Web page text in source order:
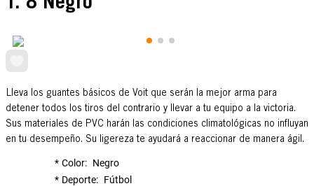
Lleva los guantes básicos de Voit que serán la mejor arma para
detener todos los tiros del contrario y llevar a tu equipo a la victoria.
Sus materiales de PVC harán las condiciones climatológicas no influyan
en tu desempeño. Su ligereza te ayudará a reaccionar de manera ágil.
Color
Negro
Deporte
Fútbol